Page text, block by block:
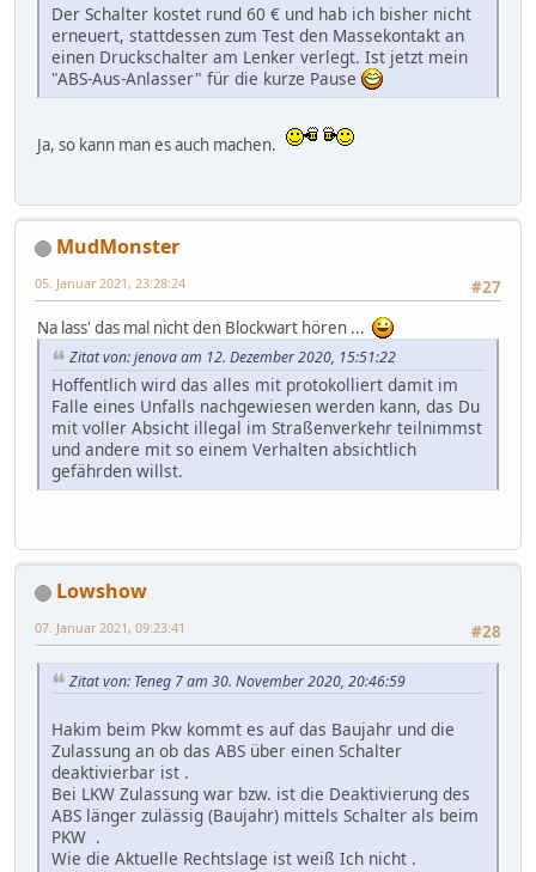
Der Schalter kostet rund 60 € und hab ich bisher nicht
erneuert, stattdessen zum Test den Massekontakt an
einen Druckschalter am Lenker verlegt. Ist jetzt mein
"ABS-Aus-Anlasser" für die kurze Pause
Ja, so kann man es auch machen.
MudMonster
#27
05. Januar 2021, 23:28:24
Na lass' das mal nicht den Blockwart hören ...
Zitat von: jenova am 12. Dezember 2020, 15:51:22
Hoffentlich wird das alles mit protokolliert damit im
Falle eines Unfalls nachgewiesen werden kann, das Du
mit voller Absicht illegal im Straßenverkehr teilnimmst
und andere mit so einem Verhalten absichtlich
gefährden willst.
Lowshow
#28
07. Januar 2021, 09:23:41
Zitat von: Teneg 7 am 30. November 2020, 20:46:59
Hakim beim Pkw kommt es auf das Baujahr und die
Zulassung an ob das ABS über einen Schalter
deaktivierbar ist .
Bei LKW Zulassung war bzw. ist die Deaktivierung des
ABS länger zulässig (Baujahr) mittels Schalter als beim
PKW .
Wie die Aktuelle Rechtslage ist weiß Ich nicht .